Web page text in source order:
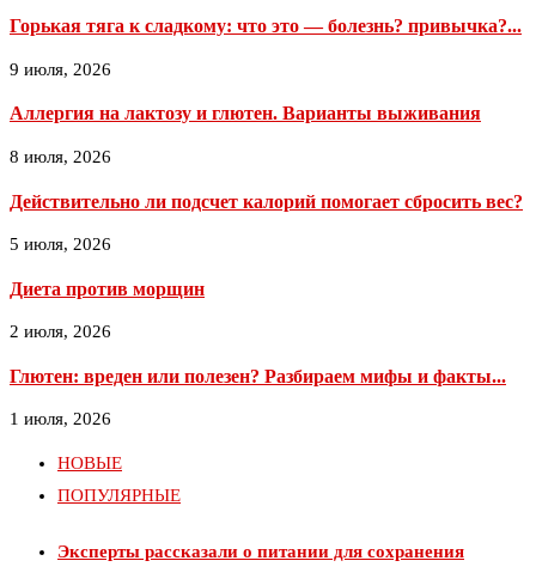
Горькая тяга к сладкому: что это — болезнь? привычка?...
9 июля, 2026
Аллергия на лактозу и глютен. Варианты выживания
8 июля, 2026
Действительно ли подсчет калорий помогает сбросить вес?
5 июля, 2026
Диета против морщин
2 июля, 2026
Глютен: вреден или полезен? Разбираем мифы и факты...
1 июля, 2026
НОВЫЕ
ПОПУЛЯРНЫЕ
Эксперты рассказали о питании для сохранения